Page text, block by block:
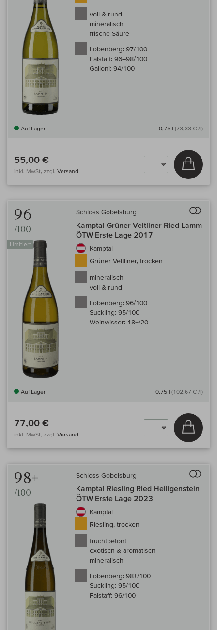
voll & rund
mineralisch
frische Säure
Lobenberg: 97/100
Falstaff: 96–98/100
Galloni: 94/100
Auf Lager 0,75 l (73,33 € /l)
55,00 €
inkl. MwSt, zzgl. Versand
In
96
/100
Limitiert
Schloss Gobelsburg
Kamptal Grüner Veltliner Ried Lamm
ÖTW Erste Lage 2017
Kamptal
Grüner Veltliner, trocken
mineralisch
voll & rund
Lobenberg: 96/100
Suckling: 95/100
Weinwisser: 18+/20
Auf Lager 0,75 l (102,67 € /l)
77,00 €
inkl. MwSt, zzgl. Versand
In
98+
/100
Schloss Gobelsburg
Kamptal Riesling Ried Heiligenstein
ÖTW Erste Lage 2023
Kamptal
Riesling, trocken
fruchtbetont
exotisch & aromatisch
mineralisch
Lobenberg: 98+/100
Suckling: 95/100
Falstaff: 96/100